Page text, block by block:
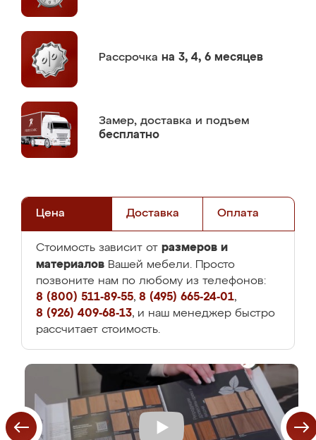
Рассрочка на 3, 4, 6 месяцев
Замер, доставка и подъем
бесплатно
Цена Доставка Оплата
Стоимость зависит от размеров и
материалов Вашей мебели. Просто
позвоните нам по любому из телефонов:
8 (800) 511-89-55, 8 (495) 665-24-01,
8 (926) 409-68-13, и наш менеджер быстро
рассчитает стоимость.